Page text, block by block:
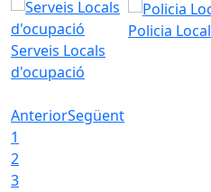
Serveis Locals
d'ocupació
Policia Local
AnteriorSegüent
1
2
3